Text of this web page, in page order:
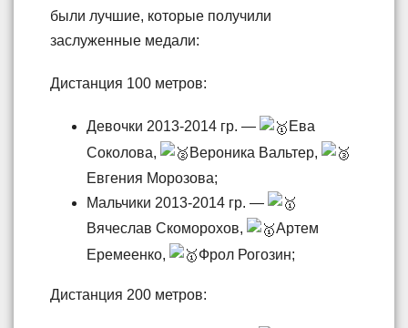
были лучшие, которые получили
заслуженные медали:
Дистанция 100 метров:
Девочки 2013-2014 гр. —
Ева
Соколова,
Вероника Вальтер,
Евгения Морозова;
Мальчики 2013-2014 гр. —
Вячеслав Скоморохов,
Артем
Еремеенко,
Фрол Рогозин;
Дистанция 200 метров: